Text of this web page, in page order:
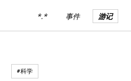
*.* 事件 游记
#科学